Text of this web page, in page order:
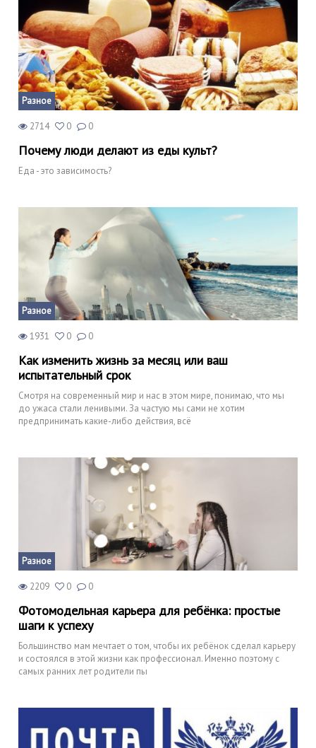
Разное
2714 0 0
Почему люди делают из еды культ?
Еда - это зависимость?
Разное
1931 0 0
Как изменить жизнь за месяц или ваш
испытательный срок
Смотря на современный мир и нас в этом мире, понимаю, что мы
до ужаса стали ленивыми. За частую мы сами не хотим
предпринимать какие-либо действия, всё
Разное
2209 0 0
Фотомодельная карьера для ребёнка: простые
шаги к успеху
Большинство мам мечтает о том, чтобы их ребёнок сделал карьеру
и состоялся в этой жизни как профессионал. Именно поэтому с
самых ранних лет родители пы